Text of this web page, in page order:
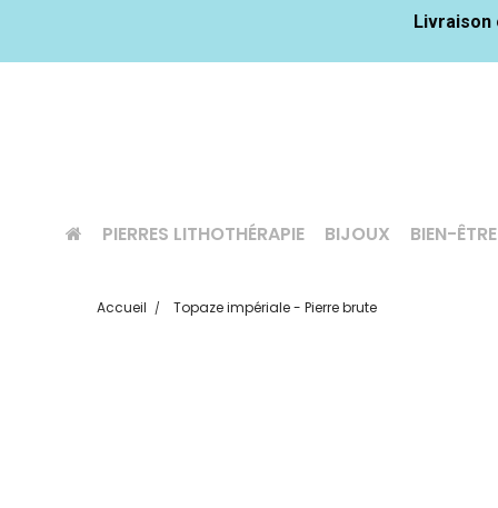
Livraison
PIERRES LITHOTHÉRAPIE BIJOUX BIEN-ÊTRE
Accueil Topaze impériale - Pierre brute